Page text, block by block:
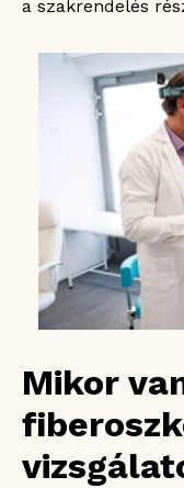
a szakrendelés
Mikor